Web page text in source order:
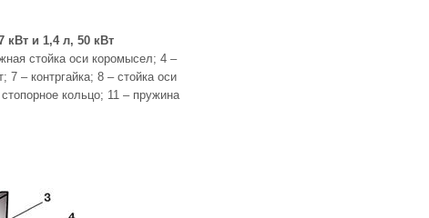
кВт и 1,4 л, 50 кВт
стойка оси коромысел; 4 –
– контргайка; 8 – стойка оси
кольцо; 11 – пружина